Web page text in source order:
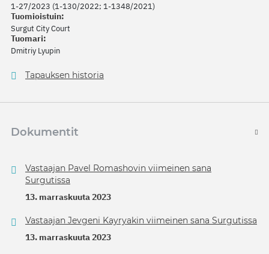
1-27/2023 (1-130/2022; 1-1348/2021)
Tuomioistuin:
Surgut City Court
Tuomari:
Dmitriy Lyupin
Tapauksen historia
Dokumentit
Vastaajan Pavel Romashovin viimeinen sana
Surgutissa
13. marraskuuta 2023
Vastaajan Jevgeni Kayryakin viimeinen sana Surgutissa
13. marraskuuta 2023